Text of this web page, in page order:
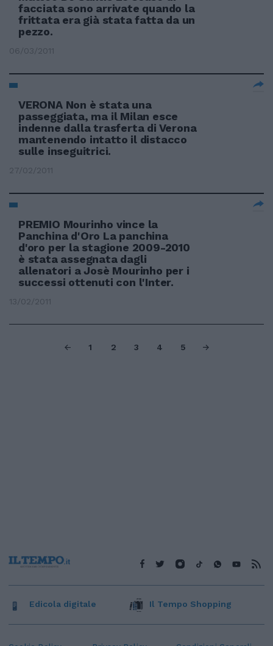
facciata sono arrivate quando la
frittata era già stata fatta da un
pezzo.
06/03/2011
VERONA Non è stata una
passeggiata, ma il Milan esce
indenne dalla trasferta di Verona
mantenendo intatto il distacco
sulle inseguitrici.
27/02/2011
PREMIO Mourinho vince la
Panchina d'Oro La panchina
d'oro per la stagione 2009-2010
è stata assegnata dagli
allenatori a Josè Mourinho per i
successi ottenuti con l'Inter.
13/02/2011
1 2 3 4 5
Edicola digitale Il Tempo Shopping